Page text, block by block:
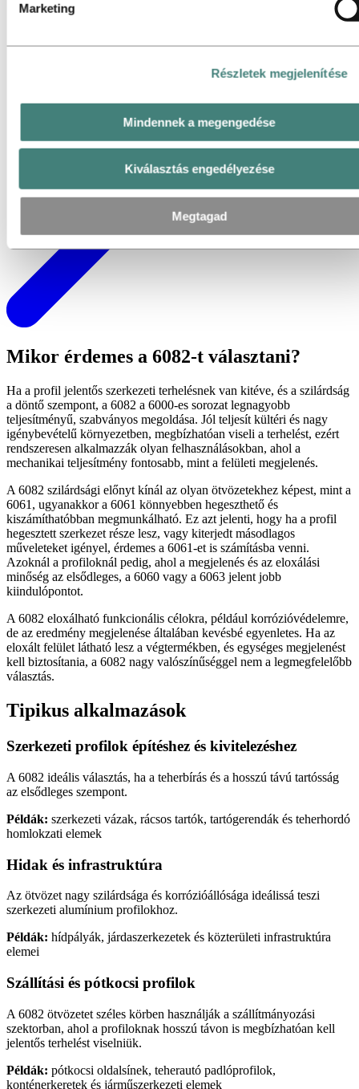
Marketing
Részletek megjelenítése
Mindennek a megengedése
Kiválasztás engedélyezése
Megtagad
Mikor érdemes a 6082-t választani?
Ha a profil jelentős szerkezeti terhelésnek van kitéve, és a szilárdság
a döntő szempont, a 6082 a 6000‑es sorozat legnagyobb
teljesítményű, szabványos megoldása. Jól teljesít kültéri és nagy
igénybevételű környezetben, megbízhatóan viseli a terhelést, ezért
rendszeresen alkalmazzák olyan felhasználásokban, ahol a
mechanikai teljesítmény fontosabb, mint a felületi megjelenés.
A 6082 szilárdsági előnyt kínál az olyan ötvözetekhez képest, mint a
6061, ugyanakkor a 6061 könnyebben hegeszthető és
kiszámíthatóbban megmunkálható. Ez azt jelenti, hogy ha a profil
hegesztett szerkezet része lesz, vagy kiterjedt másodlagos
műveleteket igényel, érdemes a 6061-et is számításba venni.
Azoknál a profiloknál pedig, ahol a megjelenés és az eloxálási
minőség az elsődleges, a 6060 vagy a 6063 jelent jobb
kiindulópontot.
A 6082 eloxálható funkcionális célokra, például korrózióvédelemre,
de az eredmény megjelenése általában kevésbé egyenletes. Ha az
eloxált felület látható lesz a végtermékben, és egységes megjelenést
kell biztosítania, a 6082 nagy valószínűséggel nem a legmegfelelőbb
választás.
Tipikus alkalmazások
Szerkezeti profilok építéshez és kivitelezéshez
A 6082 ideális választás, ha a teherbírás és a hosszú távú tartósság
az elsődleges szempont.
Példák: szerkezeti vázak, rácsos tartók, tartógerendák és teherhordó
homlokzati elemek
Hidak és infrastruktúra
Az ötvözet nagy szilárdsága és korrózióállósága ideálissá teszi
szerkezeti alumínium profilokhoz.
Példák: hídpályák, járdaszerkezetek és közterületi infrastruktúra
elemei
Szállítási és pótkocsi profilok
A 6082 ötvözetet széles körben használják a szállítmányozási
szektorban, ahol a profiloknak hosszú távon is megbízhatóan kell
jelentős terhelést viselniük.
Példák: pótkocsi oldalsínek, teherautó padlóprofilok,
konténerkeretek és járműszerkezeti elemek